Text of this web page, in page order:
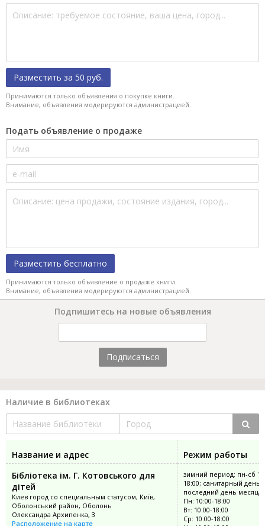
Разместить за 50 руб.
Принимаются только объявления о покупке книги.
Внимание, объявления модерируются администрацией.
Подать объявление о продаже
Разместить бесплатно
Принимаются только объявление о продаже книги.
Внимание, объявления модерируются администрацией.
Подпишитесь на новые объявления
Подписаться
Наличие в библиотеках
Название и адрес
Режим работы
Бібліотека ім. Г. Котовського для
дітей
Киев город со специальным статусом, Київ,
Оболонський район, Оболонь
Олександра Архипенка, 3
Расположение на карте
зимний период: пн-сб
18:00; санитарный день:
последний день месяца
Пн: 10:00-18:00
Вт: 10:00-18:00
Ср: 10:00-18:00